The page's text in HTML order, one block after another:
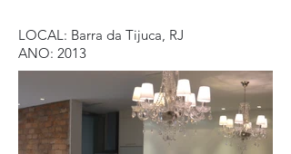
LOCAL: Barra da Tijuca, RJ
ANO: 2013